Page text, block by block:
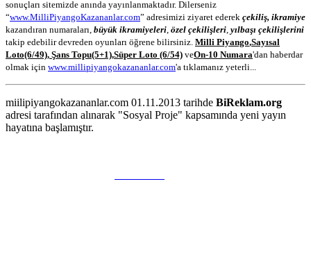
sonuçları sitemizde anında yayınlanmaktadır. Dilerseniz
“www.MilliPiyangoKazananlar.com” adresimizi ziyaret ederek çekiliş, ikramiye
kazandıran numaraları, büyük ikramiyeleri, özel çekilişleri, yılbaşı çekilişlerini
takip edebilir devreden oyunları öğrene bilirsiniz. Milli Piyango,Sayısal
Loto(6/49), Şans Topu(5+1),Süper Loto (6/54) veOn-10 Numara'dan haberdar
olmak için www.millipiyangokazananlar.com'a tıklamanız yeterli...
miilipiyangokazananlar.com 01.11.2013 tarihde BiReklam.org
adresi tarafından alınarak "Sosyal Proje" kapsamında yeni yayın
hayatına başlamıştır.